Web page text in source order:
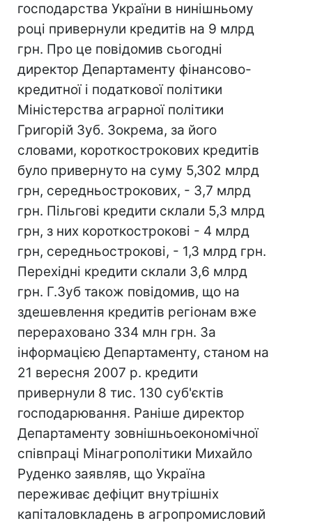
господарства України в нинішньому
році привернули кредитів на 9 млрд
грн. Про це повідомив сьогодні
директор Департаменту фінансово-
кредитної і податкової політики
Міністерства аграрної політики
Григорій Зуб. Зокрема, за його
словами, короткострокових кредитів
було привернуто на суму 5,302 млрд
грн, середньострокових, - 3,7 млрд
грн. Пільгові кредити склали 5,3 млрд
грн, з них короткострокові - 4 млрд
грн, середньострокові, - 1,3 млрд грн.
Перехідні кредити склали 3,6 млрд
грн. Г.Зуб також повідомив, що на
здешевлення кредитів регіонам вже
перераховано 334 млн грн. За
інформацією Департаменту, станом на
21 вересня 2007 р. кредити
привернули 8 тис. 130 суб'єктів
господарювання. Раніше директор
Департаменту зовнішньоекономічної
співпраці Мінагрополітики Михайло
Руденко заявляв, що Україна
переживає дефіцит внутрішніх
капіталовкладень в агропромисловий